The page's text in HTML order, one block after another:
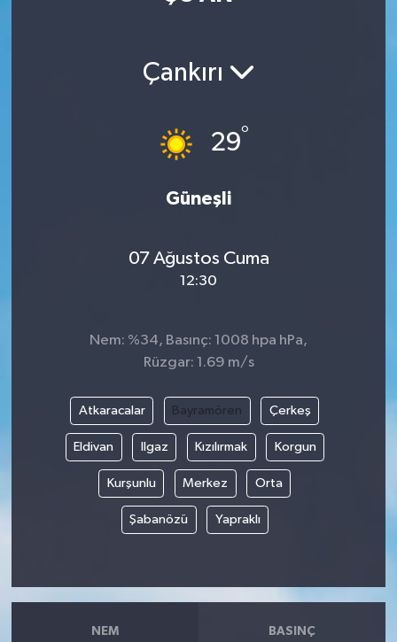
Çankırı
29°
Güneşli
07 Ağustos Cuma
12:30
Nem: %34, Basınç: 1008 hpa hPa,
Rüzgar: 1.69 m/s
Atkaracalar Bayramören Çerkeş
Eldivan Ilgaz Kızılırmak Korgun
Kurşunlu Merkez Orta
Şabanözü Yapraklı
NEM BASINÇ
Gizlilik Sözleşmesi